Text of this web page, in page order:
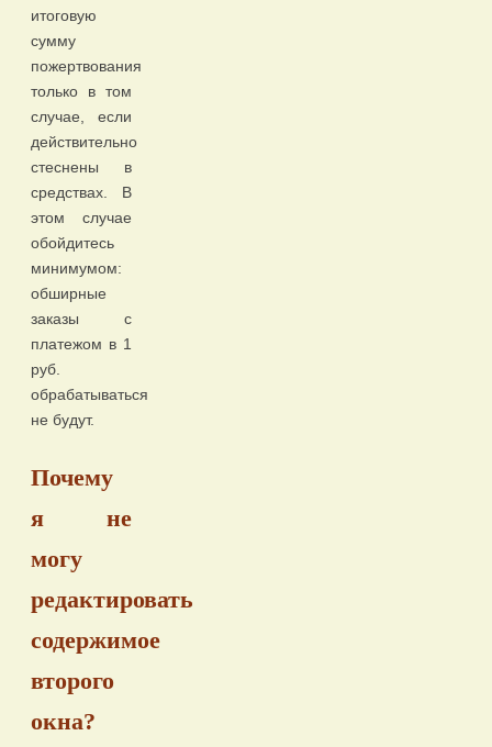
итоговую
сумму
пожертвования
только в том
случае, если
действительно
стеснены в
средствах. В
этом случае
обойдитесь
минимумом:
обширные
заказы с
платежом в 1
руб.
обрабатываться
не будут.
Почему
я не
могу
редактировать
содержимое
второго
окна?